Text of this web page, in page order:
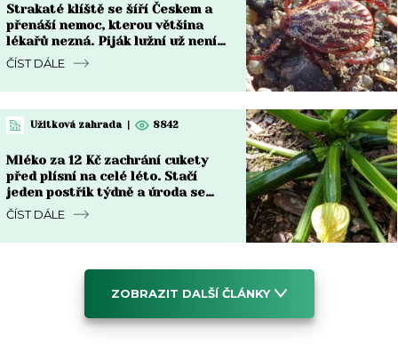
Strakaté klíště se šíří Českem a
přenáší nemoc, kterou většina
lékařů nezná. Piják lužní už není
jen na Moravě
ČÍST DÁLE
Užitková zahrada 8842
Mléko za 12 Kč zachrání cukety
před plísní na celé léto. Stačí
jeden postřik týdně a úroda se
zdvojnásobí
ČÍST DÁLE
ZOBRAZIT DALŠÍ ČLÁNKY